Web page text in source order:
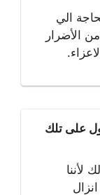
الي
الأضرار
على تلك
لأننا